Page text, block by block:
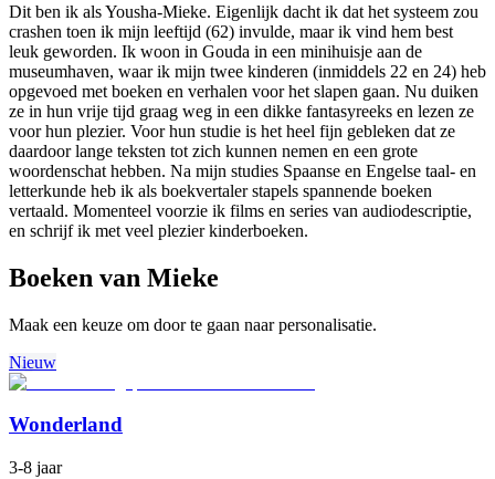
Dit ben ik als Yousha-Mieke. Eigenlijk dacht ik dat het systeem zou
crashen toen ik mijn leeftijd (62) invulde, maar ik vind hem best
leuk geworden. Ik woon in Gouda in een minihuisje aan de
museumhaven, waar ik mijn twee kinderen (inmiddels 22 en 24) heb
opgevoed met boeken en verhalen voor het slapen gaan. Nu duiken
ze in hun vrije tijd graag weg in een dikke fantasyreeks en lezen ze
voor hun plezier. Voor hun studie is het heel fijn gebleken dat ze
daardoor lange teksten tot zich kunnen nemen en een grote
woordenschat hebben. Na mijn studies Spaanse en Engelse taal- en
letterkunde heb ik als boekvertaler stapels spannende boeken
vertaald. Momenteel voorzie ik films en series van audiodescriptie,
en schrijf ik met veel plezier kinderboeken.
Boeken van Mieke
Maak een keuze om door te gaan naar personalisatie.
Nieuw
Wonderland
3-8 jaar